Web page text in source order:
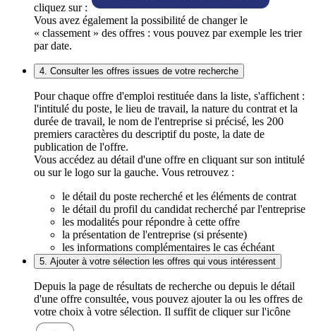
cliquez sur :
Vous avez également la possibilité de changer le
« classement » des offres : vous pouvez par exemple les trier
par date.
4. Consulter les offres issues de votre recherche
Pour chaque offre d'emploi restituée dans la liste, s'affichent :
l'intitulé du poste, le lieu de travail, la nature du contrat et la
durée de travail, le nom de l'entreprise si précisé, les 200
premiers caractères du descriptif du poste, la date de
publication de l'offre.
Vous accédez au détail d'une offre en cliquant sur son intitulé
ou sur le logo sur la gauche. Vous retrouvez :
le détail du poste recherché et les éléments de contrat
le détail du profil du candidat recherché par l'entreprise
les modalités pour répondre à cette offre
la présentation de l'entreprise (si présente)
les informations complémentaires le cas échéant
5. Ajouter à votre sélection les offres qui vous intéressent
Depuis la page de résultats de recherche ou depuis le détail
d'une offre consultée, vous pouvez ajouter la ou les offres de
votre choix à votre sélection. Il suffit de cliquer sur l'icône